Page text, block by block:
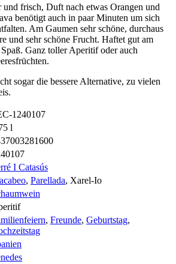
und frisch, Duft nach etwas Orangen und
benötigt auch in paar Minuten um sich
Am Gaumen sehr schöne, durchaus
und sehr schöne Frucht. Haftet gut am
Ganz toller Aperitif oder auch
sogar die bessere Alternative, zu vielen
1240107
l
I Catasús
, Parellada, Xarel-Io
, Freunde, Geburtstag,